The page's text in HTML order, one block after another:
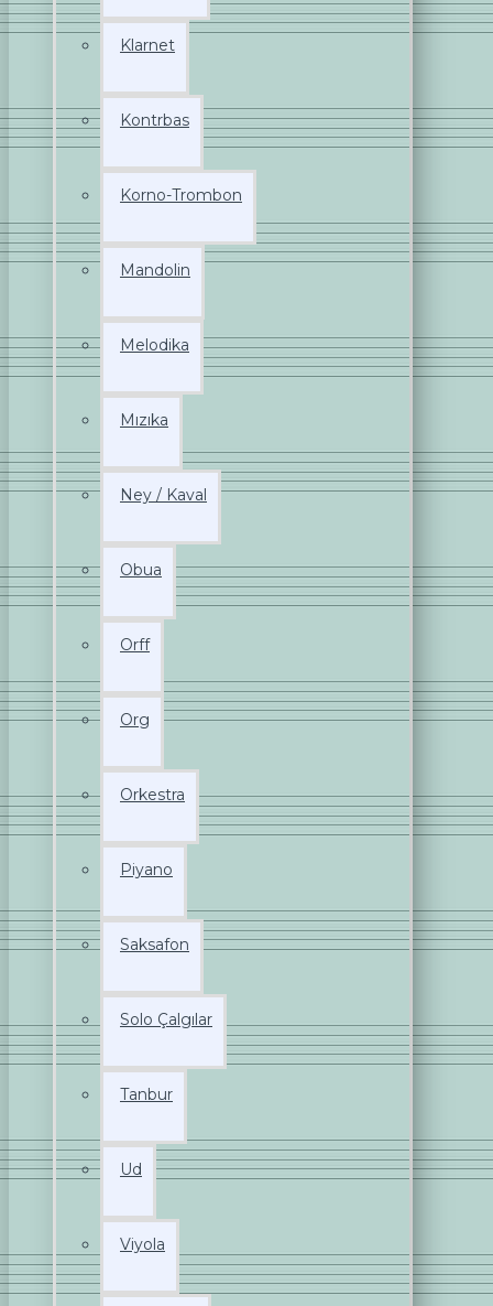
Klarnet
Kontrbas
Korno-Trombon
Mandolin
Melodika
Mızıka
Ney / Kaval
Obua
Orff
Org
Orkestra
Piyano
Saksafon
Solo Çalgılar
Tanbur
Ud
Viyola